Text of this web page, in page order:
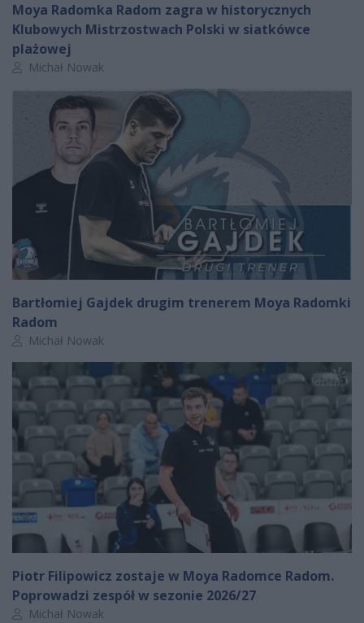
Moya Radomka Radom zagra w historycznych
Klubowych Mistrzostwach Polski w siatkówce
plażowej
Autor artykułu:
Michał Nowak
Bartłomiej Gajdek drugim trenerem Moya Radomki
Radom
Autor artykułu:
Michał Nowak
Piotr Filipowicz zostaje w Moya Radomce Radom.
Poprowadzi zespół w sezonie 2026/27
Autor artykułu:
Michał Nowak